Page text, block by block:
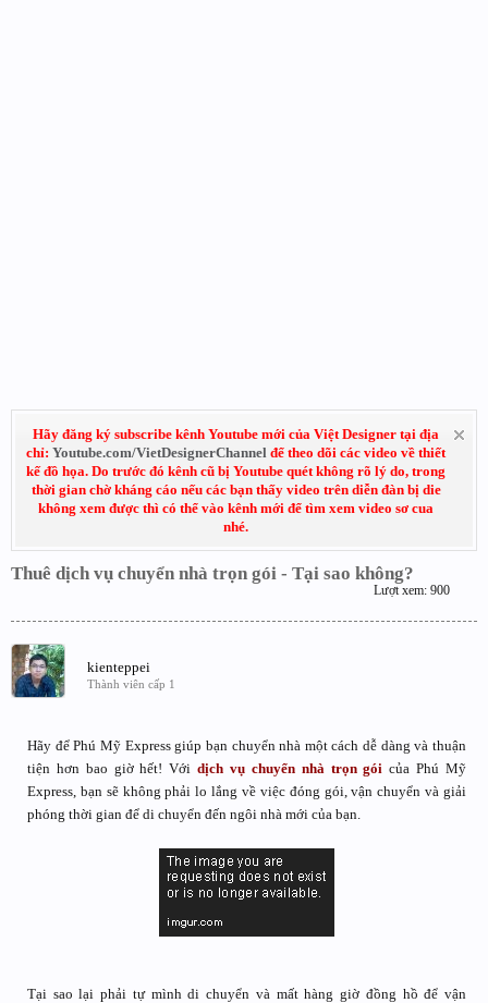
Hãy đăng ký subscribe kênh Youtube mới của Việt Designer tại địa
chỉ: Youtube.com/VietDesignerChannel để theo dõi các video về thiết
kế đồ họa. Do trước đó kênh cũ bị Youtube quét không rõ lý do, trong
thời gian chờ kháng cáo nếu các bạn thấy video trên diễn đàn bị die
không xem được thì có thể vào kênh mới để tìm xem video sơ cua
nhé.
Thuê dịch vụ chuyển nhà trọn gói - Tại sao không?
Lượt xem: 900
kienteppei
Thành viên cấp 1
Hãy để Phú Mỹ Express giúp bạn chuyển nhà một cách dễ dàng và thuận
tiện hơn bao giờ hết! Vớidịch vụ chuyển nhà trọn gói của Phú Mỹ
Express, bạn sẽ không phải lo lắng về việc đóng gói, vận chuyển và giải
phóng thời gian để di chuyển đến ngôi nhà mới của bạn.
Tại sao lại phải tự mình di chuyển và mất hàng giờ đồng hồ để vận